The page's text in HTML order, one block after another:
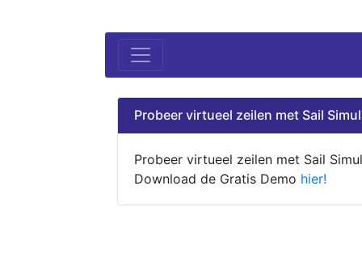
Probeer virtueel zeilen met Sail
Probeer virtueel zeilen met Sail
Download de Gratis Demo hier!